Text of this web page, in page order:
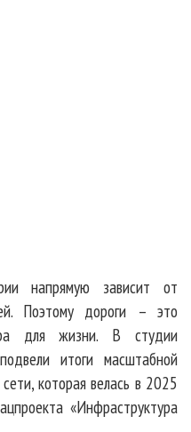
напрямую зависит от
Поэтому дороги – это
для жизни. В студии
итоги масштабной
которая велась в 2025
«Инфраструктура